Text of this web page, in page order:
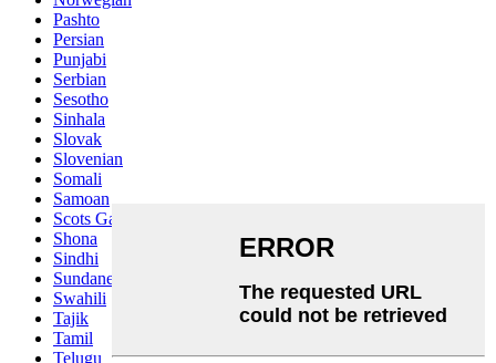
Pashto
Persian
Punjabi
Serbian
Sesotho
Sinhala
Slovak
Slovenian
Somali
Samoan
Scots Gaelic
Shona
Sindhi
Sundanese
Swahili
Tajik
Tamil
Telugu